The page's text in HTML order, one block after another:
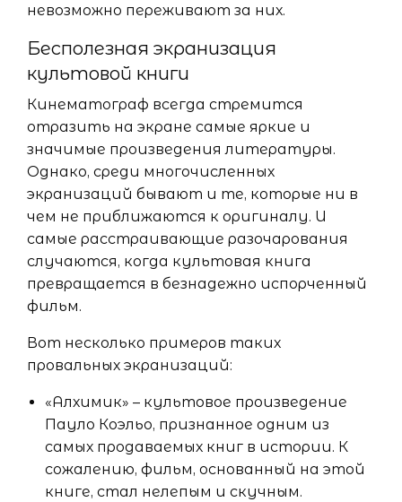
невозможно переживают за них.
Бесполезная экранизация
культовой книги
Кинематограф всегда стремится
отразить на экране самые яркие и
значимые произведения литературы.
Однако, среди многочисленных
экранизаций бывают и те, которые ни в
чем не приближаются к оригиналу. И
самые расстраивающие разочарования
случаются, когда культовая книга
превращается в безнадежно испорченный
фильм.
Вот несколько примеров таких
провальных экранизаций:
«Алхимик» – культовое произведение
Пауло Коэльо, признанное одним из
самых продаваемых книг в истории. К
сожалению, фильм, основанный на этой
книге, стал нелепым и скучным.